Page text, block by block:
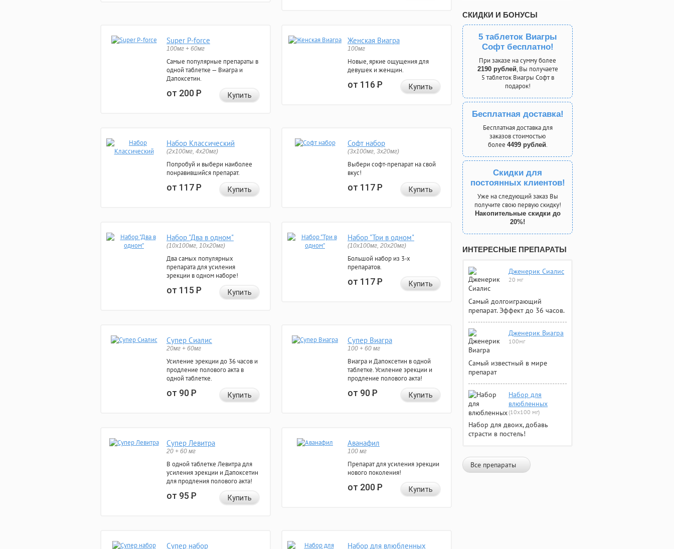
Super P-force
100мг + 60мг
Самые популярные препараты в
одной таблетке — Виагра и
Дапоксетин.
от 200Р Купить
Женская Виагра
100мг
Новые, яркие ощущения для
девушек и женщин.
от 116Р Купить
Набор Классический
(2x100мг, 4x20мг)
Попробуй и выбери наиболее
понравившийся препарат.
от 117Р Купить
Софт набор
(3x100мг, 3x20мг)
Выбери софт-препарат на свой
вкус!
от 117Р Купить
Набор "Два в одном"
(10x100мг, 10x20мг)
Два самых популярных
препарата для усиления
эрекции в одном наборе!
от 115Р Купить
Набор "Три в одном"
(10x100мг, 20x20мг)
Большой набор из 3-х
препаратов.
от 117Р Купить
Супер Сиалис
20мг + 60мг
Усиление эрекции до 36 часов и
продление полового акта в
одной таблетке.
от 90Р Купить
Супер Виагра
100 + 60 мг
Виагра и Дапоксетин в одной
таблетке. Усиление эрекции и
продление полового акта!
от 90Р Купить
Супер Левитра
20 + 60 мг
В одной таблетке Левитра для
усиления эрекции и Дапоксетин
для продления полового акта!
от 95Р Купить
Аванафил
100 мг
Препарат для усиления эрекции
нового поколения!
от 200Р Купить
Супер набор Набор для влюбленных
СКИДКИ И БОНУСЫ
5 таблеток Виагры
Софт бесплатно!
При заказе на сумму более
2190 рублей, Вы получаете
5 таблеток Виагры Софт в
подарок!
Бесплатная доставка!
Бесплатная доставка для
заказов стоимостью
более 4499 рублей.
Скидки для
постоянных клиентов!
Уже на следующий заказ Вы
получите свою первую скидку!
Накопительные скидки до
20%!
ИНТЕРЕСНЫЕ ПРЕПАРАТЫ
Дженерик Сиалис
20 мг
Самый долгоиграющий
препарат. Эффект до 36 часов.
Дженерик Виагра
100мг
Самый известный в мире
препарат
Набор для
влюбленных
(10х100 мг)
Набор для двоих, добавь
страсти в постель!
Все препараты